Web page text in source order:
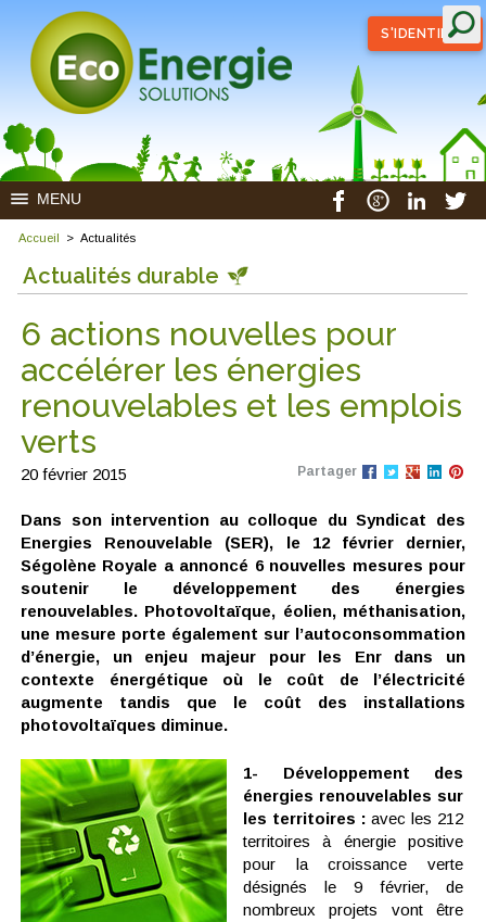
S'IDENTIFIER
MENU
Accueil > Actualités
Actualités durable
6 actions nouvelles pour
accélérer les énergies
renouvelables et les emplois
verts
20 février 2015 Partager
Dans son intervention au colloque du Syndicat des
Energies Renouvelable (SER), le 12 février dernier,
Ségolène Royale a annoncé 6 nouvelles mesures pour
soutenir le développement des énergies
renouvelables. Photovoltaïque, éolien, méthanisation,
une mesure porte également sur l’autoconsommation
d’énergie, un enjeu majeur pour les Enr dans un
contexte énergétique où le coût de l’électricité
augmente tandis que le coût des installations
photovoltaïques diminue.
1- Développement des
énergies renouvelables sur
les territoires : avec les 212
territoires à énergie positive
pour la croissance verte
désignés le 9 février, de
nombreux projets vont être